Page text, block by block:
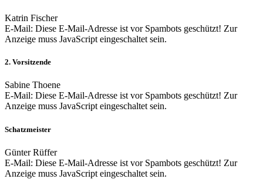
Katrin Fischer
E-Mail: Diese E-Mail-Adresse ist vor Spambots geschützt! Zur
Anzeige muss JavaScript eingeschaltet sein.
2. Vorsitzende
Sabine Thoene
E-Mail: Diese E-Mail-Adresse ist vor Spambots geschützt! Zur
Anzeige muss JavaScript eingeschaltet sein.
Schatzmeister
Günter Rüffer
E-Mail: Diese E-Mail-Adresse ist vor Spambots geschützt! Zur
Anzeige muss JavaScript eingeschaltet sein.